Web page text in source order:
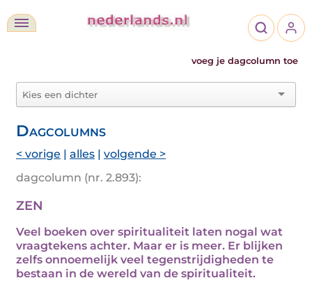
voeg je dagcolumn toe
Dagcolumns
< vorige | alles | volgende >
dagcolumn (nr. 2.893):
ZEN
Veel boeken over spiritualiteit laten nogal wat
vraagtekens achter. Maar er is meer. Er blijken
zelfs onnoemelijk veel tegenstrijdigheden te
bestaan in de wereld van de spiritualiteit.